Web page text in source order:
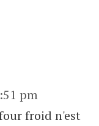
pm
froid n'est